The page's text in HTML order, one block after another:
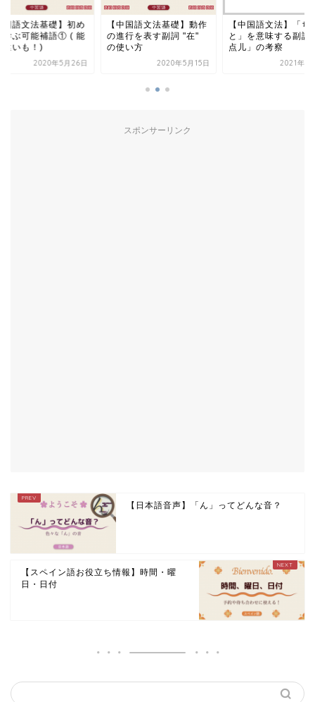
国語文法基礎】動作
行を表す副詞 "在"
い方
2020年5月15日
【中国語文法】「ちょっ
と」を意味する副詞「有
点儿」の考察
2021年11月7日
【中国語文法基礎】
から学ぶ可能補語①
との違いも！)
2020年5
スポンサーリンク
【日本語音声】「ん」ってどんな音？
【スペイン語お役立ち情報】時間・曜
日・日付